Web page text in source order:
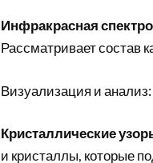
Инфракрасная
Рассматривает состав
Визуализация и анализ:
Кристаллические
и кристаллы, которые